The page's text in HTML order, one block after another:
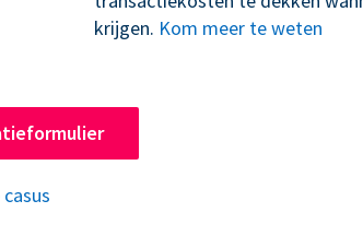
krijgen. Kom meer te weten